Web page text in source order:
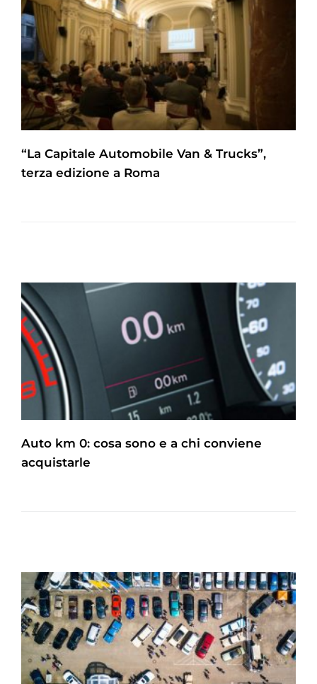
“La Capitale Automobile Van & Trucks”,
terza edizione a Roma
Auto km 0: cosa sono e a chi conviene
acquistarle